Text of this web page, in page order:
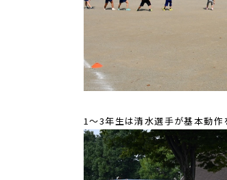
1～3年生は清水選手が基本動作